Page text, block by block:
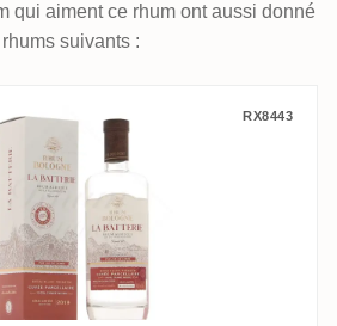
qui aiment ce rhum ont aussi donné
suivants :
2019 RX8443